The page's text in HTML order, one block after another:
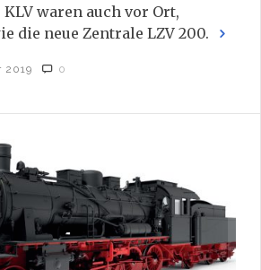
KLV waren auch vor Ort,
die neue Zentrale LZV 200.
2019 0